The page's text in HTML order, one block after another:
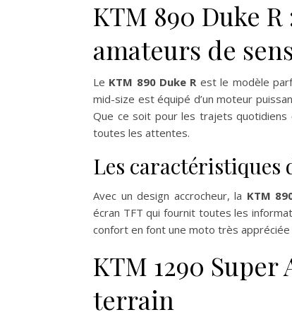
KTM 890 Duke
amateurs de
Le KTM 890 Duke R est le modèle
mid-size est équipé d’un moteur
Que ce soit pour les trajets
toutes les attentes.
Les caractéristiques
Avec un design accrocheur, la KTM
écran TFT qui fournit toutes les
confort en font une moto très
KTM 1290
terrain